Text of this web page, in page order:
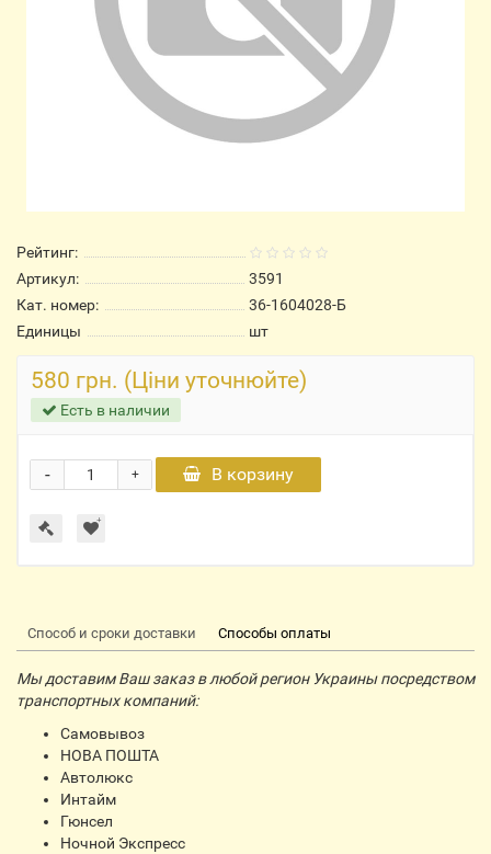
Рейтинг:
Артикул:
3591
Кат. номер:
36-1604028-Б
Единицы
шт
580 грн. (Ціни уточнюйте)
Есть в наличии
+
- В корзину
Способ и сроки доставки Способы оплаты
Мы доставим Ваш заказ в любой регион Украины посредством
транспортных компаний:
Самовывоз
НОВА ПОШТА
Автолюкс
Интайм
Гюнсел
Ночной Экспресс